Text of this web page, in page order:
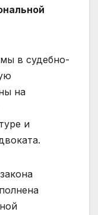
в судебно-
на
и